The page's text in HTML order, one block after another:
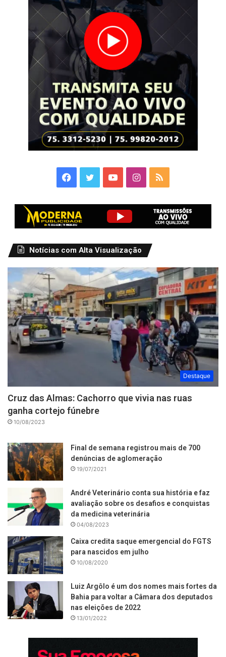
Facebook
TwitterYouTubeInstagram
RSS
Notícias com Alta Visualização
Destaque
Cruz das Almas: Cachorro que vivia nas ruas
ganha cortejo fúnebre
10/08/2023
Final de semana registrou mais de 700
denúncias de aglomeração
19/07/2021
André Veterinário conta sua história e faz
avaliação sobre os desafios e conquistas
da medicina veterinária
04/08/2023
Caixa credita saque emergencial do FGTS
para nascidos em julho
10/08/2020
Luiz Argôlo é um dos nomes mais fortes da
Bahia para voltar a Câmara dos deputados
nas eleições de 2022
13/01/2022